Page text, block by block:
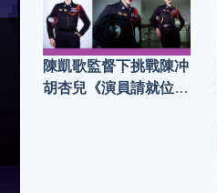
陳凱歌監督下挑戰陳冲
胡杏兒《演員請就位